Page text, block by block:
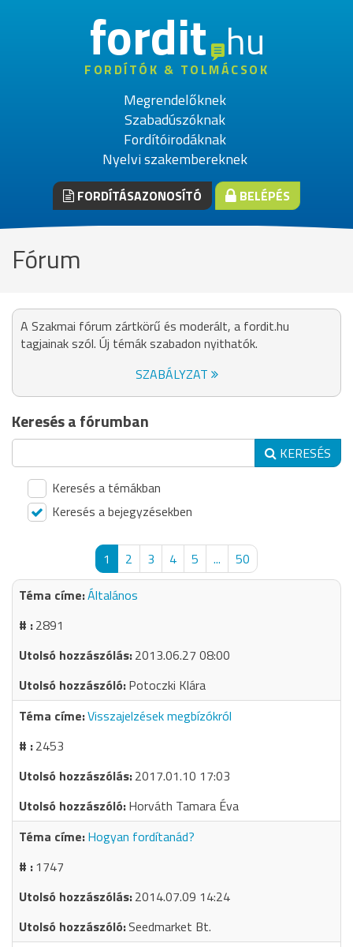
fordithu
FORDÍTÓK & TOLMÁCSOK
Megrendelőknek
Szabadúszóknak
Fordítóirodáknak
Nyelvi szakembereknek
FORDÍTÁSAZONOSÍTÓ BELÉPÉS
Fórum
A Szakmai fórum zártkörű és moderált, a fordit.hu
tagjainak szól. Új témák szabadon nyithatók.
SZABÁLYZAT
Keresés a fórumban
KERESÉS
Keresés a témákban
Keresés a bejegyzésekben
1 2 3 4 5 ...
50
Általános
2891
2013.06.27 08:00
Potoczki Klára
Visszajelzések megbízókról
2453
2017.01.10 17:03
Horváth Tamara Éva
Hogyan fordítanád?
1747
2014.07.09 14:24
Seedmarket Bt.